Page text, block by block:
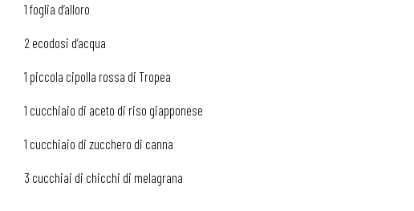
1 foglia d’alloro
2 ecodosi d’acqua
1 piccola cipolla rossa di Tropea
1 cucchiaio di aceto di riso giapponese
1 cucchiaio di zucchero di canna
3 cucchiai di chicchi di melagrana